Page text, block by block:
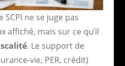
SCPI ne se juge pas
affiché, mais sur ce qu’il
. Le support de
vie, PER, crédit)